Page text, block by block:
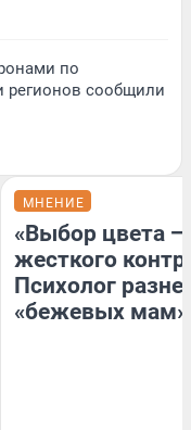
по
регионов сообщили
МНЕНИЕ
«Выбор цвета —
жесткого
Психолог
«бежевых мам»